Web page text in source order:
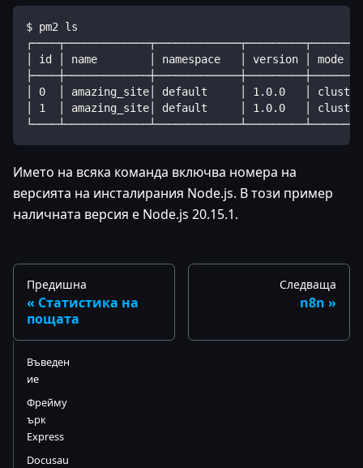
$ pm2 ls
│ id │ name        │ namespace   │ version │
│ 0  │ amazing_site│ default     │ 1.0.0   │
│ 1  │ amazing_site│ default     │ 1.0.0   │
Името на всяка команда включва номера на
версията на инсталирания Node.js. В този пример
наличната версия е Node.js 20.15.1.
Предишна
Статистика на
пощата
Следваща
n8n
Въведен
ие
Фрейму
ърк
Express
Docusau